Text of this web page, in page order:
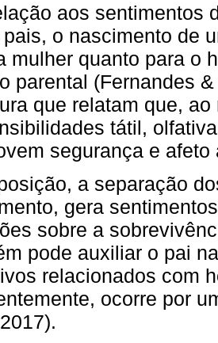
aos sentimentos
o nascimento de
mulher quanto para o
parental (Fernandes
que relatam que,
tátil,
segurança e
a separação
gera
sobre a
pode auxiliar o pai
relacionados com
ocorre por